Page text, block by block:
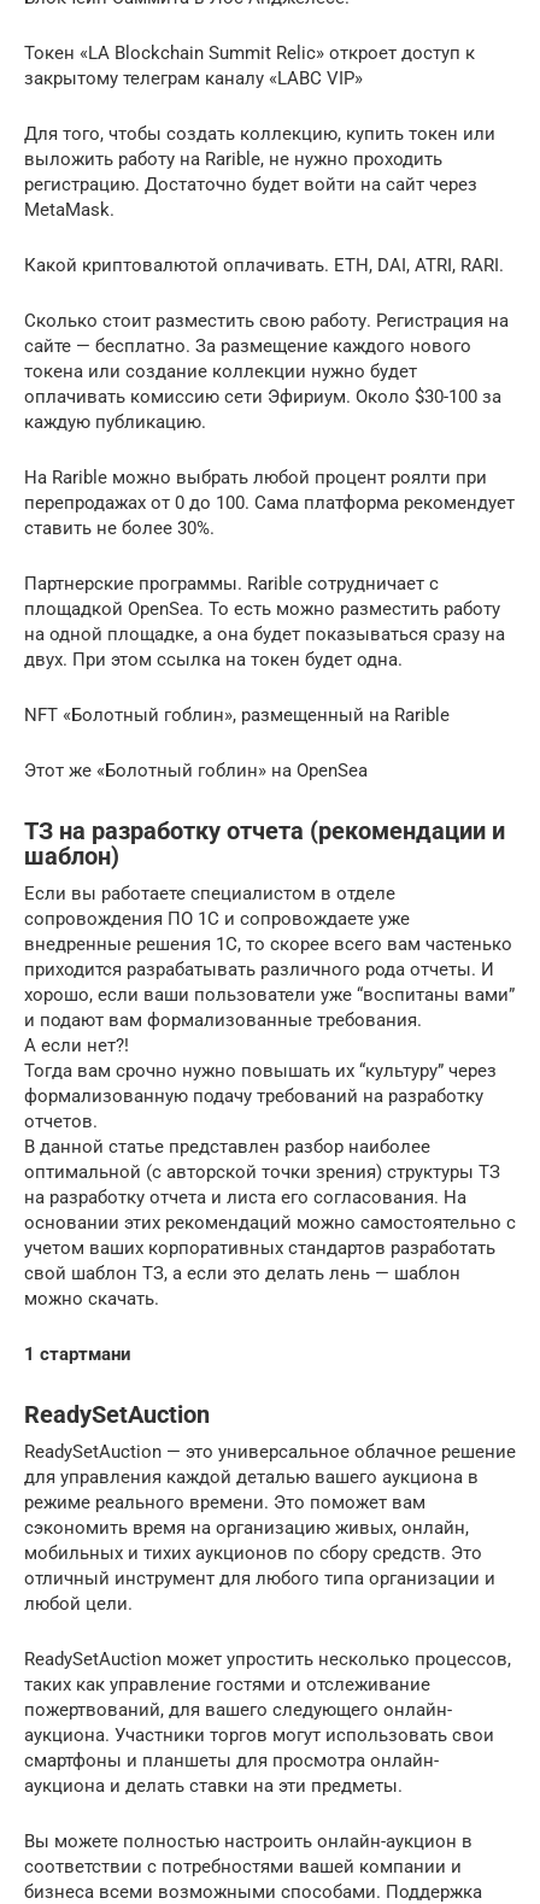
Токен «LA Blockchain Summit Relic» откроет доступ к
закрытому телеграм каналу «LABC VIP»
Для того, чтобы создать коллекцию, купить токен или
выложить работу на Rarible, не нужно проходить
регистрацию. Достаточно будет войти на сайт через
MetaMask.
Какой криптовалютой оплачивать. ETH, DAI, ATRI, RARI.
Сколько стоит разместить свою работу. Регистрация на
сайте — бесплатно. За размещение каждого нового
токена или создание коллекции нужно будет
оплачивать комиссию сети Эфириум. Около $30-100 за
каждую публикацию.
На Rarible можно выбрать любой процент роялти при
перепродажах от 0 до 100. Сама платформа рекомендует
ставить не более 30%.
Партнерские программы. Rarible сотрудничает с
площадкой OpenSea. То есть можно разместить работу
на одной площадке, а она будет показываться сразу на
двух. При этом ссылка на токен будет одна.
NFT «Болотный гоблин», размещенный на Rarible
Этот же «Болотный гоблин» на OpenSea
ТЗ на разработку отчета (рекомендации и
шаблон)
Если вы работаете специалистом в отделе
сопровождения ПО 1С и сопровождаете уже
внедренные решения 1С, то скорее всего вам частенько
приходится разрабатывать различного рода отчеты. И
хорошо, если ваши пользователи уже “воспитаны вами”
и подают вам формализованные требования.
А если нет?!
Тогда вам срочно нужно повышать их “культуру” через
формализованную подачу требований на разработку
отчетов.
В данной статье представлен разбор наиболее
оптимальной (с авторской точки зрения) структуры ТЗ
на разработку отчета и листа его согласования. На
основании этих рекомендаций можно самостоятельно с
учетом ваших корпоративных стандартов разработать
свой шаблон ТЗ, а если это делать лень — шаблон
можно скачать.
1 стартмани
ReadySetAuction
ReadySetAuction — это универсальное облачное решение
для управления каждой деталью вашего аукциона в
режиме реального времени. Это поможет вам
сэкономить время на организацию живых, онлайн,
мобильных и тихих аукционов по сбору средств. Это
отличный инструмент для любого типа организации и
любой цели.
ReadySetAuction может упростить несколько процессов,
таких как управление гостями и отслеживание
пожертвований, для вашего следующего онлайн-
аукциона. Участники торгов могут использовать свои
смартфоны и планшеты для просмотра онлайн-
аукциона и делать ставки на эти предметы.
Вы можете полностью настроить онлайн-аукцион в
соответствии с потребностями вашей компании и
бизнеса всеми возможными способами. Поддержка